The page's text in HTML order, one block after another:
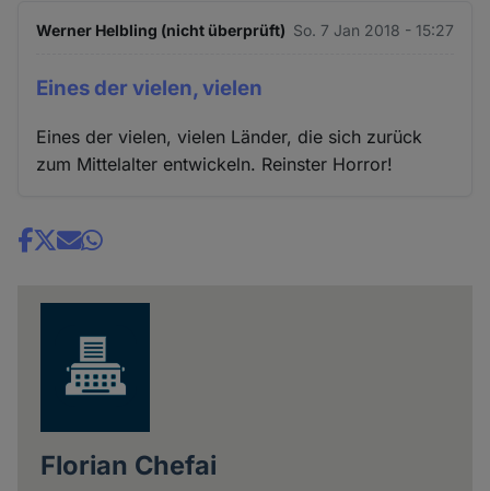
Werner Helbling (nicht überprüft) So. 7 Jan 2018 - 15:27
Eines der vielen, vielen
Eines der vielen, vielen Länder, die sich zurück
zum Mittelalter entwickeln. Reinster Horror!
Share
Florian Chefai